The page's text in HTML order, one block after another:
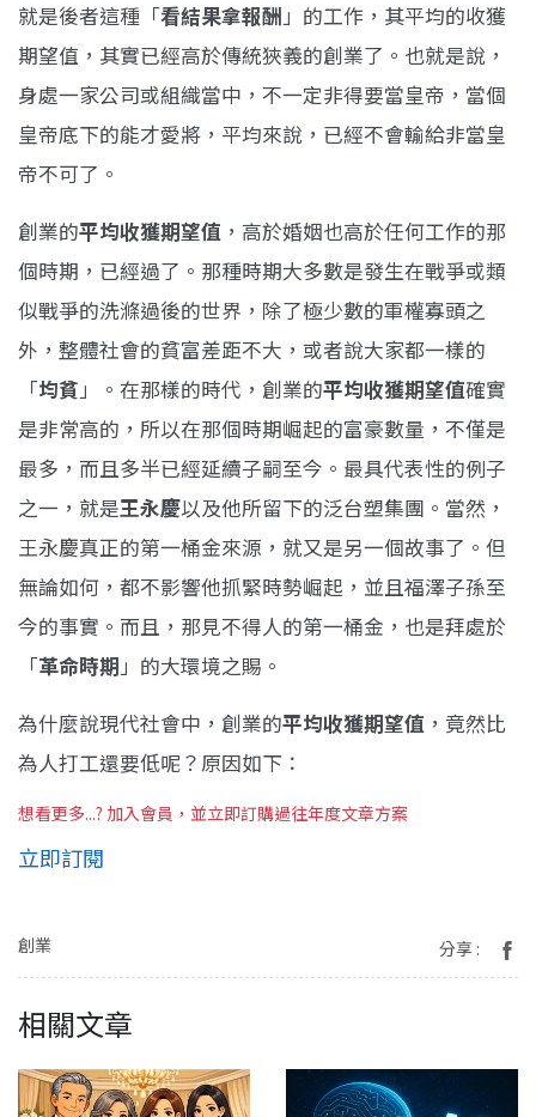
就是後者這種「看結果拿報酬」的工作，其平均的收獲
期望值，其實已經高於傳統狹義的創業了。也就是說，
身處一家公司或組織當中，不一定非得要當皇帝，當個
皇帝底下的能才愛將，平均來說，已經不會輸給非當皇
帝不可了。
創業的平均收獲期望值 ，高於婚姻也高於任何工作的那
個時期，已經過了。那種時期大多數是發生在戰爭或類
似戰爭的洗滌過後的世界，除了極少數的軍權寡頭之
外，整體社會的貧富差距不大，或者說大家都一樣的
「均貧」。在那樣的時代，創業的平均收獲期望值確實
是非常高的，所以在那個時期崛起的富豪數量，不僅是
最多，而且多半已經延續子嗣至今。最具代表性的例子
之一，就是王永慶以及他所留下的泛台塑集團。當然，
王永慶真正的第一桶金來源，就又是另一個故事了。但
無論如何，都不影響他抓緊時勢崛起，並且福澤子孫至
今的事實。而且，那見不得人的第一桶金，也是拜處於
「革命時期」的大環境之賜。
為什麼說現代社會中，創業的平均收獲期望值 ，竟然比
為人打工還要低呢？原因如下：
想看更多...? 加入會員，並立即訂購過往年度文章方案
立即訂閱
創業 分享 :
相關文章